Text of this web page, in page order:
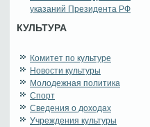
указаний Президента РФ
КУЛЬТУРА
Комитет по культуре
Новости культуры
Молодежная политика
Спорт
Сведения о доходах
Учреждения культуры